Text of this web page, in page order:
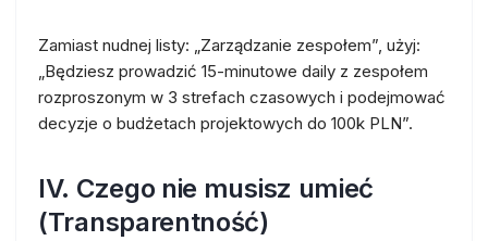
Zamiast nudnej listy: „Zarządzanie zespołem”, użyj:
„Będziesz prowadzić 15-minutowe daily z zespołem
rozproszonym w 3 strefach czasowych i podejmować
decyzje o budżetach projektowych do 100k PLN”.
IV. Czego nie musisz umieć
(Transparentność)